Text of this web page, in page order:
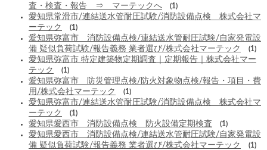
査・検査・報告 ⇒ マーテックへ
(1)
愛知県常滑市/連結送水管耐圧試験/消防設備点検 株式会社マ
ーテック
(1)
愛知県弥富市 消防設備点検/連結送水管耐圧試験/自家発電設
備 疑似負荷試験/報告義務 業者選び/株式会社マーテック
(1)
愛知県弥富市 特定建築物定期調査｜定期報告｜株式会社マー
テック
(1)
愛知県弥富市 防災管理点検/防火対象物点検/報告・項目・費
用/株式会社マーテック
(1)
愛知県弥富市/連結送水管耐圧試験/消防設備点検 株式会社マ
ーテック
(1)
愛知県愛西市 消防設備点検 防火設備定期検査 (1)
愛知県愛西市 消防設備点検/連結送水管耐圧試験/自家発電設
備 疑似負荷試験/報告義務 業者選び/株式会社マーテック
(1)